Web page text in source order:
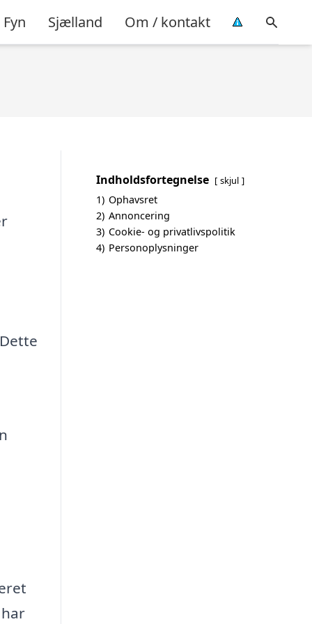
Fyn Sjælland Om / kontakt
Indholdsfortegnelse skjul
1) Ophavsret
2) Annoncering
3) Cookie- og privatlivspolitik
4) Personoplysninger